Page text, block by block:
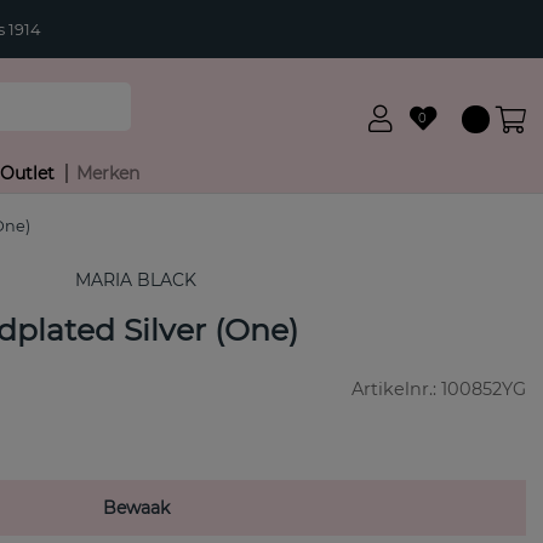
0
Outlet Merken
MARIA BLACK
Silver (One)
Artikelnr.: 100852YG
Bewaak